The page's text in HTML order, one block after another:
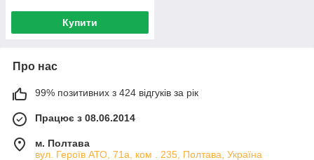
Купити
Про нас
99% позитивних з 424 відгуків за рік
Працює з 08.06.2014
м. Полтава
вул. Героїв АТО, 71а, ком . 235, Полтава, Україна